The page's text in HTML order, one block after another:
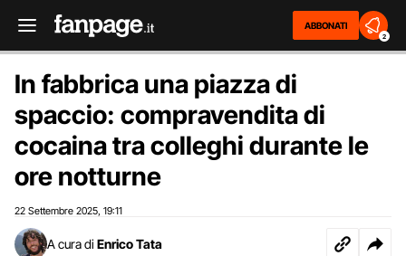
ABBONATI
2
In fabbrica una piazza di
spaccio: compravendita di
cocaina tra colleghi durante le
ore notturne
22 Settembre 2025 19:11
A cura di Enrico Tata